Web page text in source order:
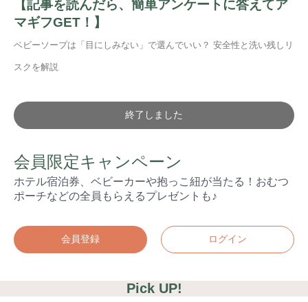
【記事を読んだら、簡単アンケートに答えてア
マギフGET！】
ベビーソープは「目にしみない」で選んでいい？ 安全性と洗い残しリ
スクを解説
終了しました
会員限定キャンペーン
ホテル宿泊券、ベビーカーや抱っこ紐が当たる！おむつ
ポーチなどの全員もらえるプレゼントも♪
会員登録 ログイン
Pick UP!
検索
#習いごと #発達
プレゼント&
キャンペーン
妊娠&出産 子育て